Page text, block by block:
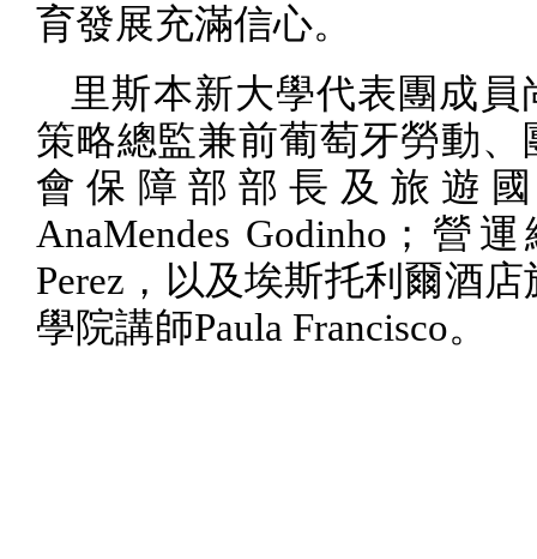
育發展充滿信心。
里斯本新大學代表團成員
策略總監兼前葡萄牙勞動、
會保障部部長及旅遊
AnaMendes Godinho ；營
Perez ，以及埃斯托利爾酒
學院講師Paula Francisco。